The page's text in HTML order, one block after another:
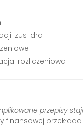
zus-dra
i-
rozliczeniowa
przepisy
finansowej